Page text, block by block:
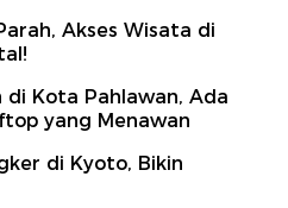
Akses Wisata di
Kota Pahlawan, Ada
yang Menawan
di Kyoto, Bikin